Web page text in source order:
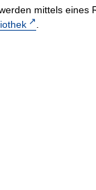
mittels
.